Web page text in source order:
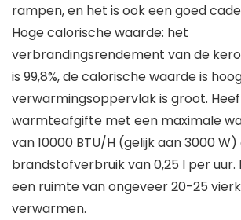
rampen, en het is ook een goed
Hoge calorische waarde: het
verbrandingsrendement van de
is 99,8%, de calorische waarde is
verwarmingsoppervlak is groot.
warmteafgifte met een maximale
van 10000 BTU/H (gelijk aan 3000
brandstofverbruik van 0,25 l per uur.
een ruimte van ongeveer 20-25
verwarmen.